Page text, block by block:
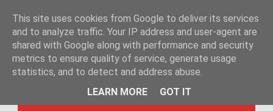
KATEHACKER
This site uses cookies from Google to deliver its services
and to analyze traffic. Your IP address and user-agent are
shared with Google along with performance and security
metrics to ensure quality of service, generate usage
statistics, and to detect and address abuse.
LEARN MORE
GOT IT